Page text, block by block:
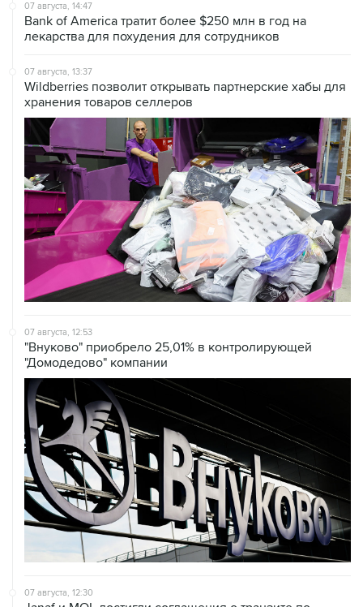
07 августа, 14:47
Bank of America тратит более $250 млн в год на
лекарства для похудения для сотрудников
07 августа, 13:37
Wildberries позволит открывать партнерские хабы для
хранения товаров селлеров
07 августа, 12:53
"Внуково" приобрело 25,01% в контролирующей
"Домодедово" компании
07 августа, 12:30